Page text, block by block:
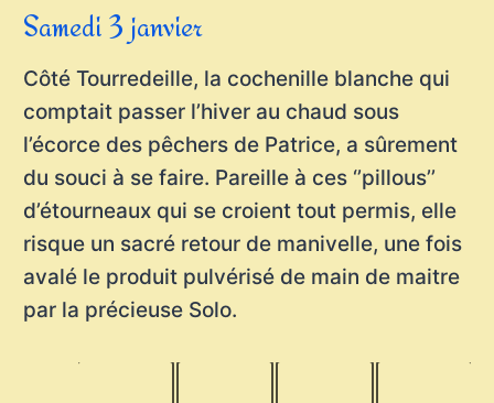
Samedi 3 janvier
Côté Tourredeille, la cochenille blanche qui
comptait passer l’hiver au chaud sous
l’écorce des pêchers de Patrice, a sûrement
du souci à se faire. Pareille à ces ‘’pillous’’
d’étourneaux qui se croient tout permis, elle
risque un sacré retour de manivelle, une fois
avalé le produit pulvérisé de main de maitre
par la précieuse Solo.